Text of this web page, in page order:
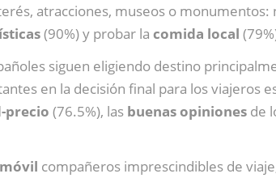
atracciones, museos o monumentos:
(90%) y probar la comida local
siguen eligiendo destino
en la decisión final para los viajeros
precio (76.5%), las buenas opiniones de
móvil compañeros imprescindibles de